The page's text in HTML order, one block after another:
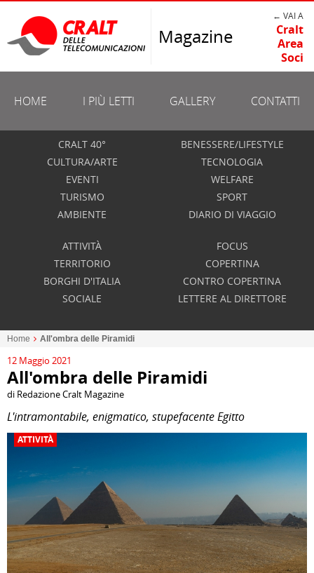
Magazine
← VAI A
Cralt
Area
Soci
HOME I PIÙ LETTI GALLERY CONTATTI
CRALT 40°
CULTURA/ARTE
EVENTI
TURISMO
AMBIENTE
BENESSERE/LIFESTYLE
TECNOLOGIA
WELFARE
SPORT
DIARIO DI VIAGGIO
ATTIVITÀ
TERRITORIO
BORGHI D'ITALIA
SOCIALE
FOCUS
COPERTINA
CONTRO COPERTINA
LETTERE AL DIRETTORE
Home All'ombra delle Piramidi
12 Maggio 2021
All'ombra delle Piramidi
di Redazione Cralt Magazine
L'intramontabile, enigmatico, stupefacente Egitto
ATTIVITÀ